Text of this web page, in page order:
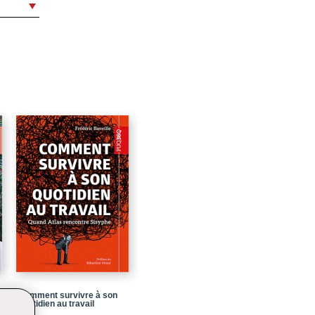
11
43
45
67
91
105
Comment survivre à son
quotidien au travail